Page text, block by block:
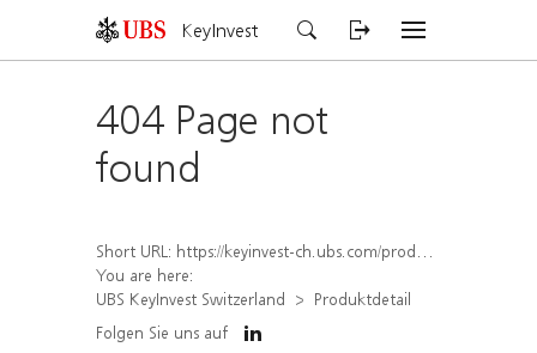
KeyInvest
404 Page not
found
Short URL: https://keyinvest-ch.ubs.com/produkt/detail/index/isin/CH1582453168
You are here:
UBS KeyInvest Switzerland
Produktdetail
Folgen Sie uns auf